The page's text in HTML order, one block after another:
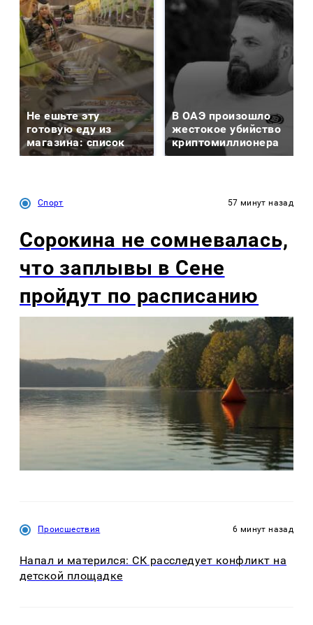
Не ешьте эту
готовую еду из
магазина: список
В ОАЭ произошло
жестокое убийство
криптомиллионера
Спорт 57 минут назад
Сорокина не сомневалась,
что заплывы в Сене
пройдут по расписанию
Происшествия 6 минут назад
Напал и матерился: СК расследует конфликт на
детской площадке